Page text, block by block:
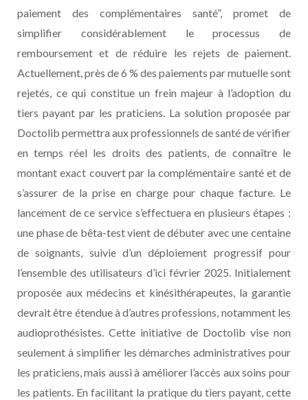
paiement des complémentaires santé”, promet de
simplifier considérablement le processus de
remboursement et de réduire les rejets de paiement.
Actuellement, près de 6 % des paiements par mutuelle sont
rejetés, ce qui constitue un frein majeur à l’adoption du
tiers payant par les praticiens. La solution proposée par
Doctolib permettra aux professionnels de santé de vérifier
en temps réel les droits des patients, de connaître le
montant exact couvert par la complémentaire santé et de
s’assurer de la prise en charge pour chaque facture. Le
lancement de ce service s’effectuera en plusieurs étapes :
une phase de bêta-test vient de débuter avec une centaine
de soignants, suivie d’un déploiement progressif pour
l’ensemble des utilisateurs d’ici février 2025. Initialement
proposée aux médecins et kinésithérapeutes, la garantie
devrait être étendue à d’autres professions, notamment les
audioprothésistes. Cette initiative de Doctolib vise non
seulement à simplifier les démarches administratives pour
les praticiens, mais aussi à améliorer l’accès aux soins pour
les patients. En facilitant la pratique du tiers payant, cette